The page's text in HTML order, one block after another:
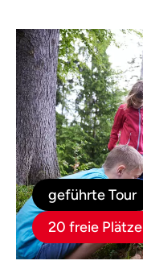
geführte Tour
20 freie Plätze